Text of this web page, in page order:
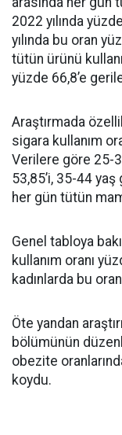
2022 yılında
yılında bu oran
tütün ürünü
yüzde 66,8’e
Araştırmada
sigara kullanım
Verilere göre 25-
53,85’i, 35-44
her gün tütün
Genel tabloya
kullanım oranı
kadınlarda bu
Öte yandan
bölümünün
obezite
koydu.